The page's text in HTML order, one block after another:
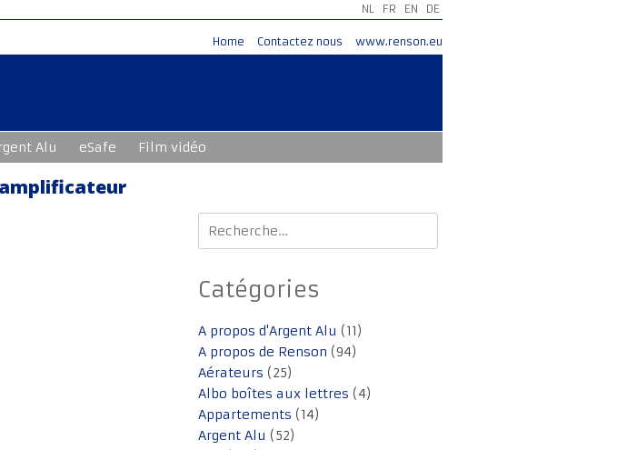
NL FR EN DE
Home Contactez nous www.renson.eu
Alu eSafe Film vidéo
amplificateur
Rechercher :
Catégories
A propos d'Argent Alu (11)
A propos de Renson (94)
Aérateurs (25)
Albo boîtes aux lettres (4)
Appartements (14)
Argent Alu (52)